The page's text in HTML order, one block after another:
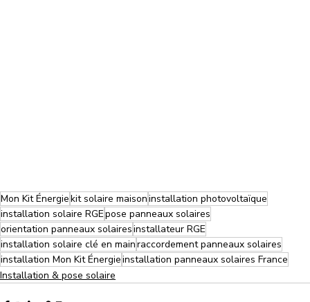
Mon Kit Énergiekit solaire maisoninstallation photovoltaïque
installation solaire RGEpose panneaux solaires
orientation panneaux solairesinstallateur RGE
installation solaire clé en mainraccordement panneaux solaires
installation Mon Kit Énergieinstallation panneaux solaires France
Installation & pose solaire